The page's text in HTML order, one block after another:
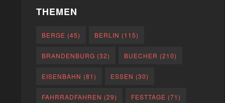
THEMEN
BERGE (45) BERLIN (115)
BRANDENBURG (32) BUECHER (210)
EISENBAHN (81) ESSEN (30)
FAHRRADFAHREN (29) FESTTAGE (71)